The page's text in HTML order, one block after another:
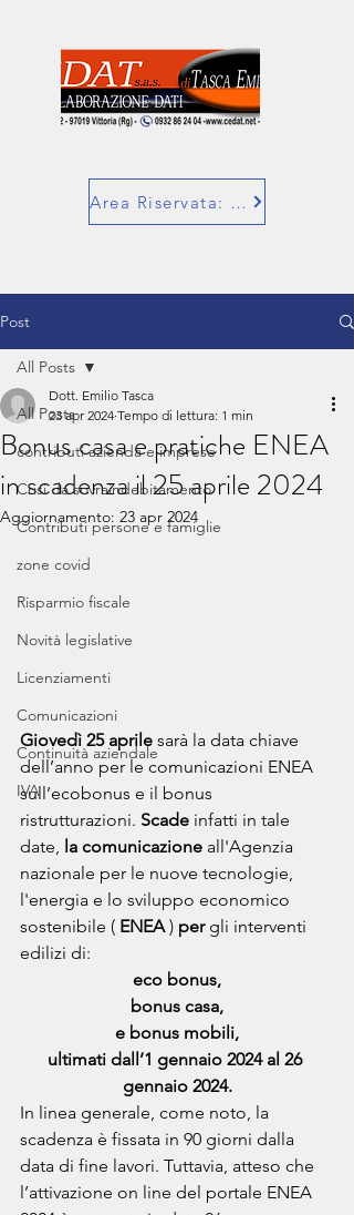
Area Riservata: SuperBill
Post
All Posts
contributi azienda e imprese
Crisi da sovraindebitamento
Contributi persone e famiglie
zone covid
Risparmio fiscale
Novità legislative
Licenziamenti
Comunicazioni
Continuità aziendale
IVA
All Posts
Bonus casa e pratiche ENEA
in scadenza il 25 aprile 2024
Dott. Emilio Tasca
23 apr 2024 Tempo di lettura: 1 min
Aggiornamento: 23 apr 2024
Giovedì 25 aprile sarà la data chiave
dell’anno per le comunicazioni ENEA
sull’ecobonus e il bonus
ristrutturazioni. Scade infatti in tale
date, la comunicazione all'Agenzia
nazionale per le nuove tecnologie,
l'energia e lo sviluppo economico
sostenibile ( ENEA ) per gli interventi
edilizi di:
eco bonus,
bonus casa,
e bonus mobili,
ultimati dall’1 gennaio 2024 al 26
gennaio 2024.
In linea generale, come noto, la
scadenza è fissata in 90 giorni dalla
data di fine lavori. Tuttavia, atteso che
l’attivazione on line del portale ENEA